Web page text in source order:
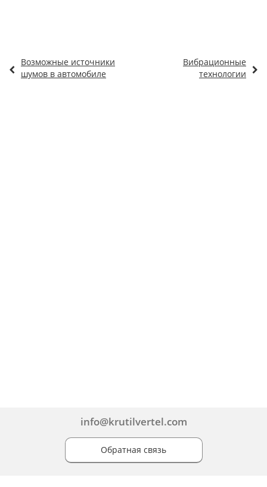
Возможные источники
шумов в автомобиле
Вибрационные
технологии
info@krutilvertel.com
Обратная связь